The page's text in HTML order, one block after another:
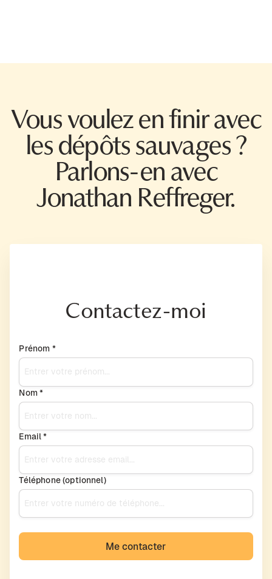
Vous voulez en finir avec
les dépôts sauvages ?
Parlons-en avec
Jonathan Reffreger.
Contactez-moi
Prénom *
Nom *
Email *
Téléphone (optionnel)